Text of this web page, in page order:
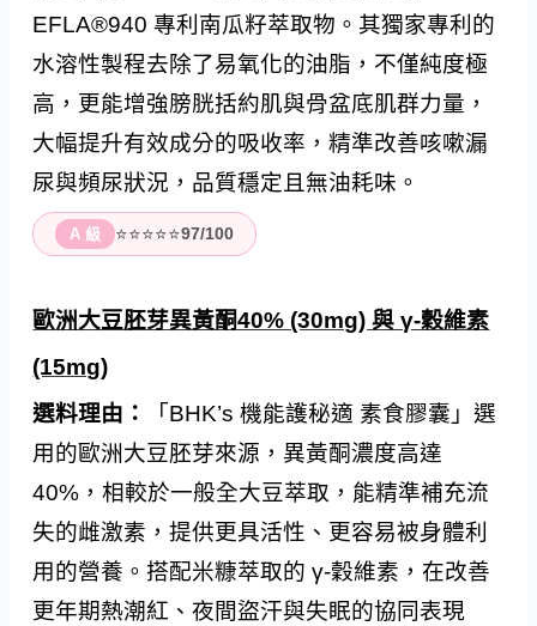
EFLA®940 專利南瓜籽萃取物。其獨家專利的
水溶性製程去除了易氧化的油脂，不僅純度極
高，更能增強膀胱括約肌與骨盆底肌群力量，
大幅提升有效成分的吸收率，精準改善咳嗽漏
尿與頻尿狀況，品質穩定且無油耗味。
A 級 ⭐⭐⭐⭐⭐97/100
歐洲大豆胚芽異黃酮40% (30mg) 與 γ-穀維素
(15mg)
選料理由：
「BHK’s 機能護秘適 素食膠囊」選
用的歐洲大豆胚芽來源，異黃酮濃度高達
40%，相較於一般全大豆萃取，能精準補充流
失的雌激素，提供更具活性、更容易被身體利
用的營養。搭配米糠萃取的 γ-穀維素，在改善
更年期熱潮紅、夜間盜汗與失眠的協同表現